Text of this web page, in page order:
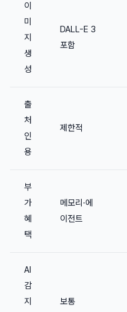
이
미
지
생
성
DALL-E 3
포함
출
처
인
용
제한적
부
가
혜
택
메모리·에
이전트
AI
감
지
보통